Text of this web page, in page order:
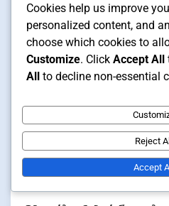
Τύποι Υλικών
Σκούφους
1 min read
Cookies help us improve
personalized content, and
choose which cookies to
Customize. Click Accept All
All to decline non-essential
Reject All
Accept